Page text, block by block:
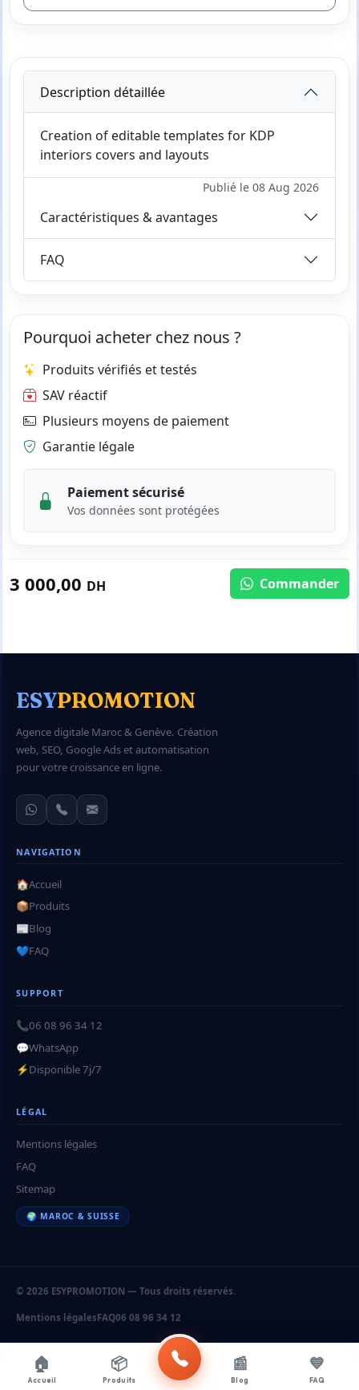
🏠
Accueil
📦
Produits
📰
Blog
💙
FAQ
Description détaillée
Creation of editable templates for KDP
interiors covers and layouts
Publié le 08 Aug 2026
Caractéristiques & avantages
FAQ
Pourquoi acheter chez nous ?
Produits vérifiés et testés
SAV réactif
Plusieurs moyens de paiement
Garantie légale
Paiement sécurisé
Vos données sont protégées
3 000,00 DH Commander
ESYPROMOTION
Agence digitale Maroc & Genève. Création
web, SEO, Google Ads et automatisation
pour votre croissance en ligne.
NAVIGATION
🏠Accueil
📦Produits
📰Blog
💙FAQ
SUPPORT
📞06 08 96 34 12
💬WhatsApp
⚡Disponible 7j/7
LÉGAL
Mentions légales
FAQ
Sitemap
🌍 MAROC & SUISSE
© 2026 ESYPROMOTION — Tous droits réservés.
Mentions légalesFAQ06 08 96 34 12